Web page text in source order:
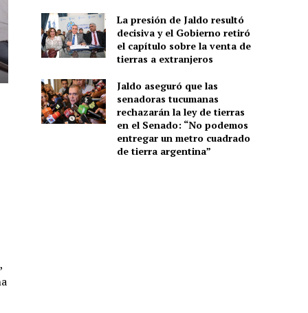
La presión de Jaldo resultó
decisiva y el Gobierno retiró
el capítulo sobre la venta de
tierras a extranjeros
Jaldo aseguró que las
senadoras tucumanas
rechazarán la ley de tierras
en el Senado: “No podemos
entregar un metro cuadrado
de tierra argentina”